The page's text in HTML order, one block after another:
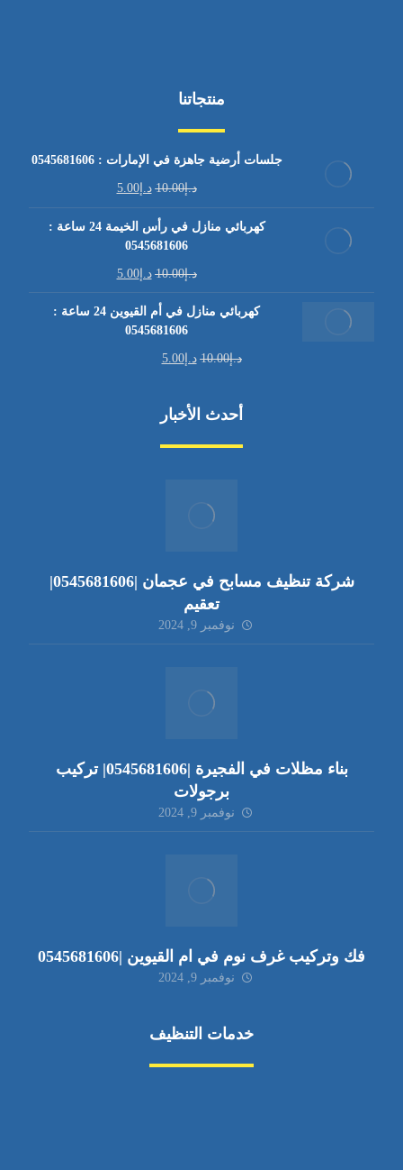
منتجاتنا
جلسات أرضية جاهزة في الإمارات : 0545681606
د.إ10.00 د.إ5.00
كهربائي منازل في رأس الخيمة 24 ساعة :
0545681606
د.إ10.00 د.إ5.00
كهربائي منازل في أم القيوين 24 ساعة :
0545681606
د.إ10.00 د.إ5.00
أحدث الأخبار
شركة تنظيف مسابح في عجمان |0545681606|
تعقيم
نوفمبر 9, 2024
بناء مظلات في الفجيرة |0545681606| تركيب
برجولات
نوفمبر 9, 2024
فك وتركيب غرف نوم في ام القيوين |0545681606
نوفمبر 9, 2024
خدمات التنظيف